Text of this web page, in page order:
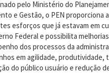
pelo Ministério do
e Gestão, o PEN proporciona
esforços que já estavam em
Federal e possibilita
dos processos da
em agilidade, produtividade,
do público usuário e redução